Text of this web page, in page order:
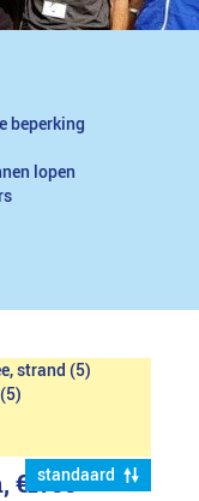
beperking
lopen
strand (5)
standaard
€1799